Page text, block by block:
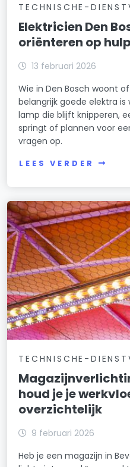
TECHNISCHE-
Elektricien Den
oriënteren op
13 februari 2026
Wie in Den Bosch woont
belangrijk goede elektra is
lamp die blijft knipperen,
springt of plannen voor
vragen op.
LEES VERDER
TECHNISCHE-
houd je je
overzichtelijk
9 februari 2026
Heb je een magazijn in